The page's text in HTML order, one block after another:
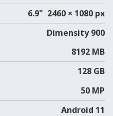
6.9" 2460 × 1080 px
Dimensity 900
8192 MB
128 GB
50 MP
Android 11